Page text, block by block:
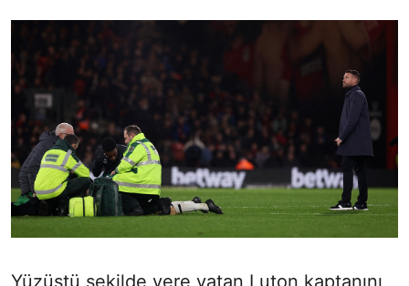
Yüzüstü şekilde yere yatan Luton kaptanını,